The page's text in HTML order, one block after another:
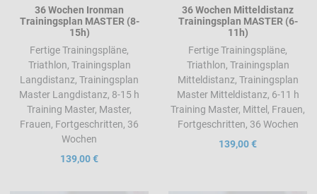
36 Wochen Ironman
Trainingsplan MASTER (8-
15h)
Fertige Trainingspläne,
Triathlon, Trainingsplan
Langdistanz, Trainingsplan
Master Langdistanz, 8-15 h
Training Master, Master,
Frauen, Fortgeschritten, 36
Wochen
139,00 €
36 Wochen Mitteldistanz
Trainingsplan MASTER (6-
11h)
Fertige Trainingspläne,
Triathlon, Trainingsplan
Mitteldistanz, Trainingsplan
Master Mitteldistanz, 6-11 h
Training Master, Mittel, Frauen,
Fortgeschritten, 36 Wochen
139,00 €